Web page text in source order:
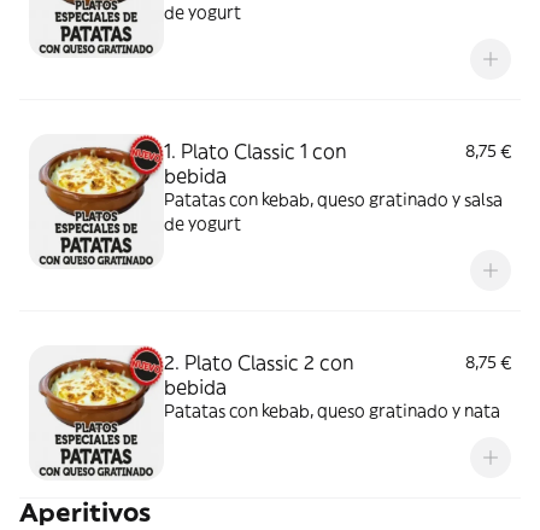
de yogurt
1. Plato Classic 1 con
bebida
8,75 €
Patatas con kebab, queso gratinado y salsa
de yogurt
2. Plato Classic 2 con
bebida
8,75 €
Patatas con kebab, queso gratinado y nata
Aperitivos